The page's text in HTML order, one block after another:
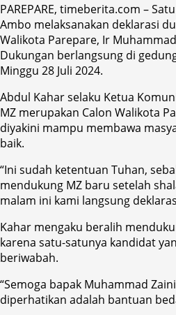
PAREPARE, timeberita.com –
Ambo melaksanakan deklarasi
Walikota Parepare, Ir
Dukungan berlangsung di
Minggu 28 Juli 2024.
Abdul Kahar selaku Ketua
MZ merupakan Calon Walikota
diyakini mampu membawa
baik.
“Ini sudah ketentuan Tuhan,
mendukung MZ baru setelah
malam ini kami langsung
Kahar mengaku beralih
karena satu-satunya kandidat
beriwabah.
“Semoga bapak Muhammad
diperhatikan adalah bantuan